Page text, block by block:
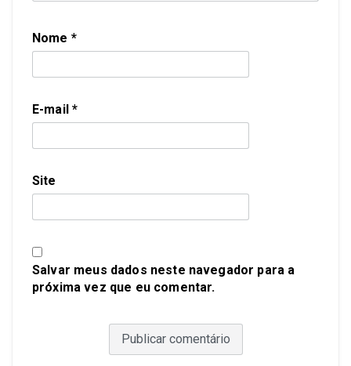
Nome *
E-mail*
Site
Salvar meus dados neste navegador para a
próxima vez que eu comentar.